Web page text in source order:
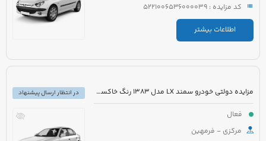
کد مزایده : 5221006536000039
اطلاعات بیشتر
مزایده دولتی خودرو سمند LX مدل 1383 رنگ خاکستری
فعال
مرکزی - فرمهین
در انتظار ارسال پیشنهاد